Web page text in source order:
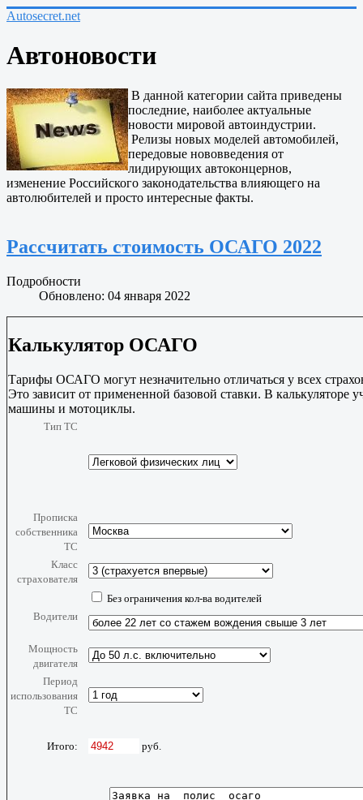
Autosecret.net
Автоновости
В данной категории сайта приведены
последние, наиболее актуальные
новости мировой автоиндустрии.
Релизы новых моделей автомобилей,
передовые нововведения от
лидирующих автоконцернов,
изменение Российского законодательства влияющего на
автолюбителей и просто интересные факты.
Рассчитать стоимость ОСАГО 2022
Подробности
Обновлено: 04 января 2022
Калькулятор ОСАГО
Тарифы ОСАГО могут незначительно отличаться у всех
Это зависит от примененной базовой ставки. В калькуляторе
машины и мотоциклы.
Тип ТС
Прописка
собственника
ТС
Класс
страхователя
Без ограничения кол-ва водителей
Водители
Мощность
двигателя
Период
использования
ТС
Итого: руб.